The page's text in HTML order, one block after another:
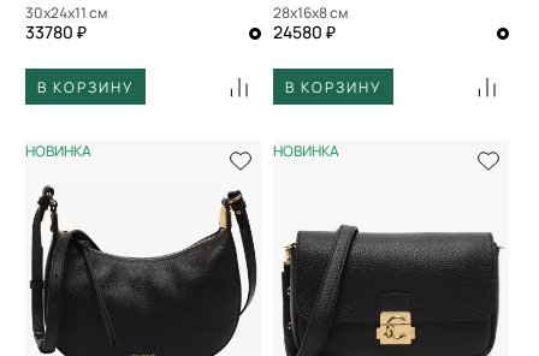
30x24x11 см
33780 ₽
В КОРЗИНУ
28x16x8 см
24580 ₽
В КОРЗИНУ
НОВИНКА НОВИНКА